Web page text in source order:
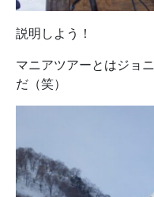
説明しよう！
マニアツアーとはジョ
だ（笑）